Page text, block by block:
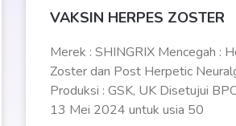
VAKSIN HERPES ZOSTER
Merek : SHINGRIX Mencegah :
Zoster dan Post Herpetic
Produksi : GSK, UK Disetujui
13 Mei 2024 untuk usia 50